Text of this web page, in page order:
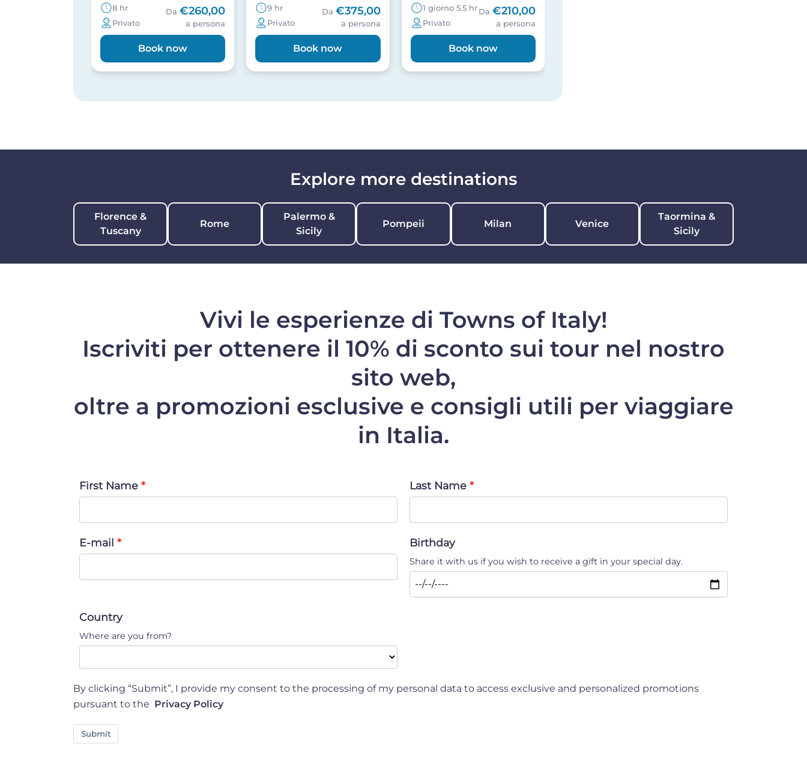
8 hr
Privato
Da €260,00
a persona
Book now
9 hr
Privato
Da €375,00
a persona
Book now
1 giorno 5.5 hr
Privato
Da €210,00
a persona
Book now
Explore more destinations
Florence &
Tuscany
Rome
Palermo &
Sicily
Pompeii Milan Venice
Taormina &
Sicily
Vivi le esperienze di Towns of Italy!
Iscriviti per ottenere il 10% di sconto sui tour nel nostro
sito web,
oltre a promozioni esclusive e consigli utili per viaggiare
in Italia.
First Name Last Name
E-mail Birthday
Share it with us if you wish to receive a gift in your special day.
Country
Where are you from?
By clicking “Submit”, I provide my consent to the processing of my personal data to access exclusive and personalized promotions
pursuant to the Privacy Policy
Submit